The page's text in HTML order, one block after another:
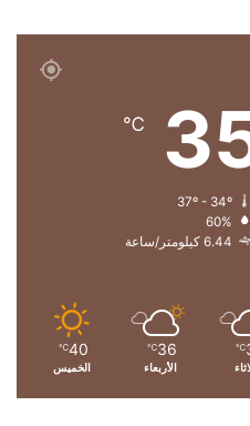
℃
60%
6.44 كيلومتر/ساعة
℃
36
℃
الأربعاء
40
℃
الخميس